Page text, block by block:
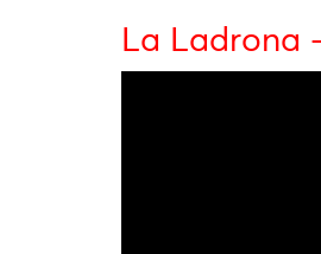
La Ladrona